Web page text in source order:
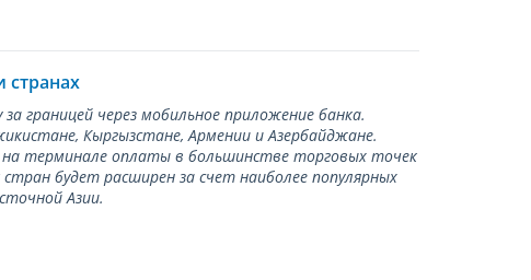
странах
границей через мобильное приложение банка.
Кыргызстане, Армении и Азербайджане.
терминале оплаты в большинстве торговых точек
будет расширен за счет наиболее популярных
Азии.